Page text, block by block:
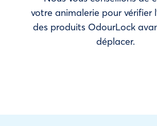
votre animalerie pour vérifier
des produits OdourLock
déplacer.